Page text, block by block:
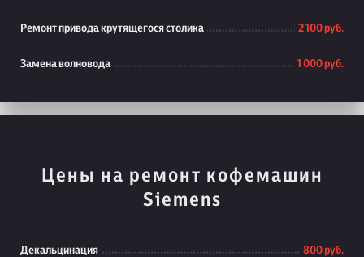
Ремонт привода крутящегося столика 2 100 руб.
Замена волновода 1 000 руб.
Цены на ремонт кофемашин
Siemens
Декальцинация 800 руб.